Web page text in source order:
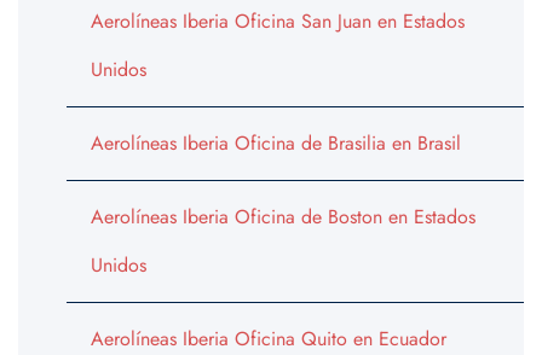
Aerolíneas Iberia Oficina San Juan en Estados
Unidos
Aerolíneas Iberia Oficina de Brasilia en Brasil
Aerolíneas Iberia Oficina de Boston en Estados
Unidos
Aerolíneas Iberia Oficina Quito en Ecuador